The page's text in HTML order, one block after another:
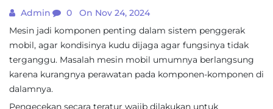
Admin 0
On Nov 24, 2024
Mesin jadi komponen penting dalam sistem penggerak
mobil, agar kondisinya kudu dijaga agar fungsinya tidak
terganggu. Masalah mesin mobil umumnya berlangsung
karena kurangnya perawatan pada komponen-komponen di
dalamnya.
Pengecekan secara teratur wajib dilakukan untuk